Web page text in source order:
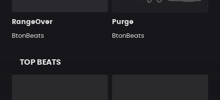
RangeOver
BtonBeats
Purge
BtonBeats
TOP BEATS